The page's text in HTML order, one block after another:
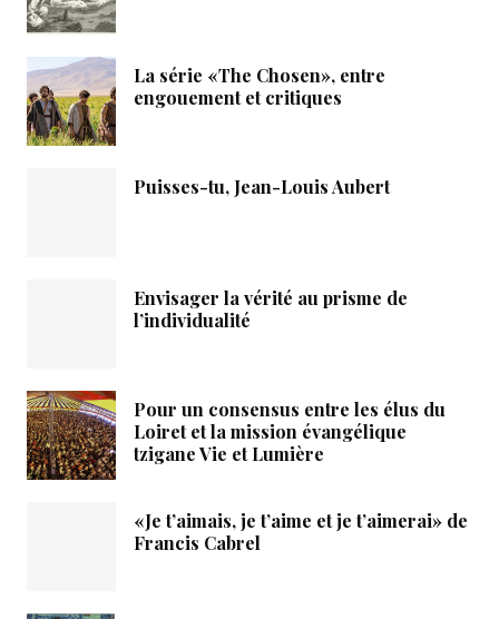
La série «The Chosen», entre
engouement et critiques
Puisses-tu, Jean-Louis Aubert
Envisager la vérité au prisme de
l’individualité
Pour un consensus entre les élus du
Loiret et la mission évangélique
tzigane Vie et Lumière
«Je t’aimais, je t’aime et je t’aimerai» de
Francis Cabrel